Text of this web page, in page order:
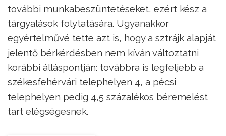
további munkabeszüntetéseket, ezért kész a
tárgyalások folytatására. Ugyanakkor
egyértelművé tette azt is, hogy a sztrájk alapját
jelentő bérkérdésben nem kíván változtatni
korábbi álláspontján: továbbra is legfeljebb a
székesfehérvári telephelyen 4, a pécsi
telephelyen pedig 4,5 százalékos béremelést
tart elégségesnek.